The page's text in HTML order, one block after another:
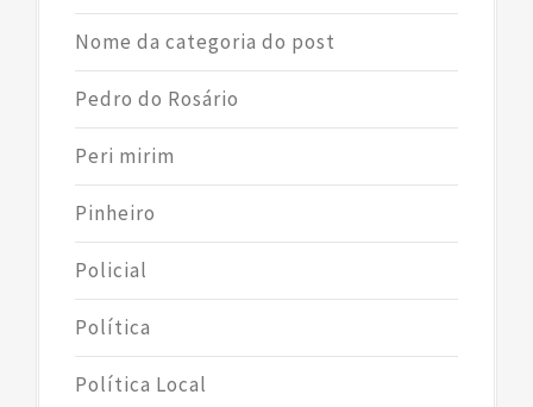
Nome da categoria do post
Pedro do Rosário
Peri mirim
Pinheiro
Policial
Política
Política Local